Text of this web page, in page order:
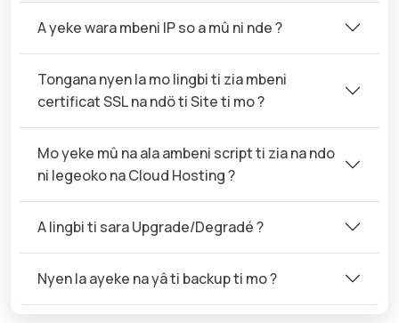
A yeke wara mbeni IP so a mû ni nde ?
Tongana nyen la mo lingbi ti zia mbeni
certificat SSL na ndö ti Site ti mo ?
Mo yeke mû na ala ambeni script ti zia na ndo
ni legeoko na Cloud Hosting ?
A lingbi ti sara Upgrade/Degradé ?
Nyen la ayeke na yâ ti backup ti mo ?